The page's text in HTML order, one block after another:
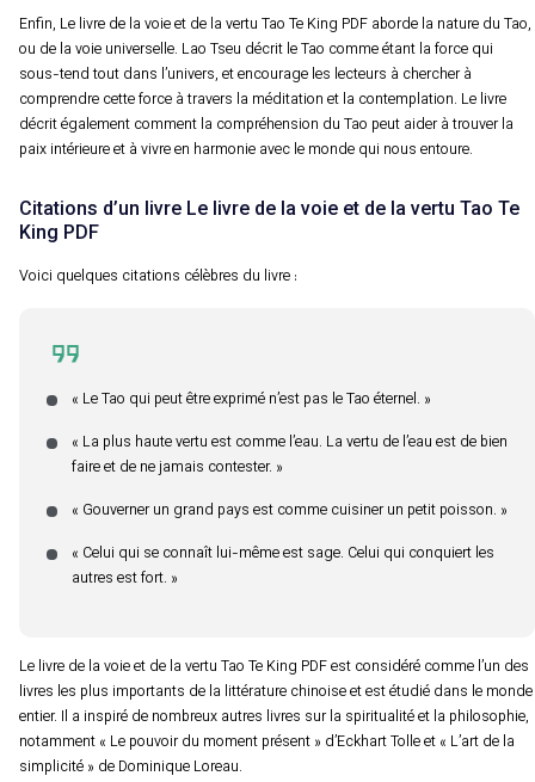
Enfin, Le livre de la voie et de la vertu Tao Te King PDF aborde la nature du Tao,
ou de la voie universelle. Lao Tseu décrit le Tao comme étant la force qui
sous-tend tout dans l’univers, et encourage les lecteurs à chercher à
comprendre cette force à travers la méditation et la contemplation. Le livre
décrit également comment la compréhension du Tao peut aider à trouver la
paix intérieure et à vivre en harmonie avec le monde qui nous entoure.
Citations d’un livre Le livre de la voie et de la vertu Tao Te
King PDF
Voici quelques citations célèbres du livre :
« Le Tao qui peut être exprimé n’est pas le Tao éternel. »
« La plus haute vertu est comme l’eau. La vertu de l’eau est de bien
faire et de ne jamais contester. »
« Gouverner un grand pays est comme cuisiner un petit poisson. »
« Celui qui se connaît lui-même est sage. Celui qui conquiert les
autres est fort. »
Le livre de la voie et de la vertu Tao Te King PDF est considéré comme l’un des
livres les plus importants de la littérature chinoise et est étudié dans le monde
entier. Il a inspiré de nombreux autres livres sur la spiritualité et la philosophie,
notamment « Le pouvoir du moment présent » d’Eckhart Tolle et « L’art de la
simplicité » de Dominique Loreau.